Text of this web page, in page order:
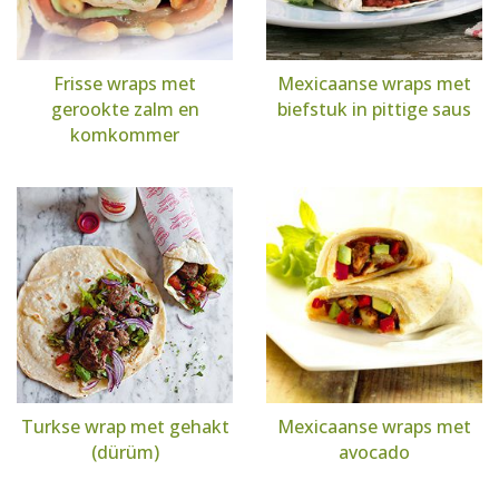
Frisse wraps met
gerookte zalm en
komkommer
Mexicaanse wraps met
biefstuk in pittige saus
Turkse wrap met gehakt
(dürüm)
Mexicaanse wraps met
avocado